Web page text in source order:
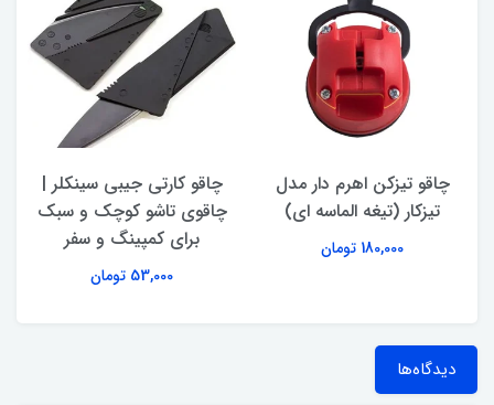
چاقو تیزکن اهرم‌ دار مدل
تیزکار (تیغه الماسه ای)
180,000 تومان
چاقو کارتی جیبی سینکلر |
چاقوی تاشو کوچک و سبک
برای کمپینگ و سفر
53,000 تومان
دیدگاه‌ها